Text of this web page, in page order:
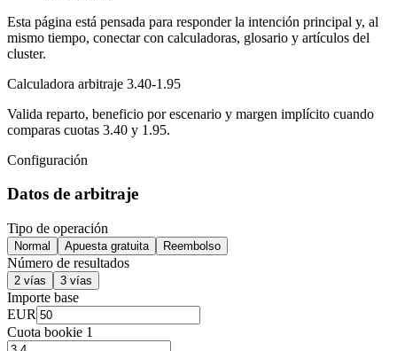
Esta página está pensada para responder la intención principal y, al
mismo tiempo, conectar con calculadoras, glosario y artículos del
cluster.
Calculadora arbitraje 3.40-1.95
Valida reparto, beneficio por escenario y margen implícito cuando
comparas cuotas 3.40 y 1.95.
Configuración
Datos de arbitraje
Tipo de operación
Normal Apuesta gratuita Reembolso
Número de resultados
2 vías 3 vías
Importe base
EUR
Cuota bookie 1